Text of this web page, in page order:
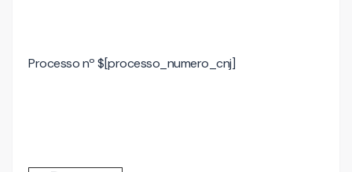
Processo nº $[processo_numero_cnj]